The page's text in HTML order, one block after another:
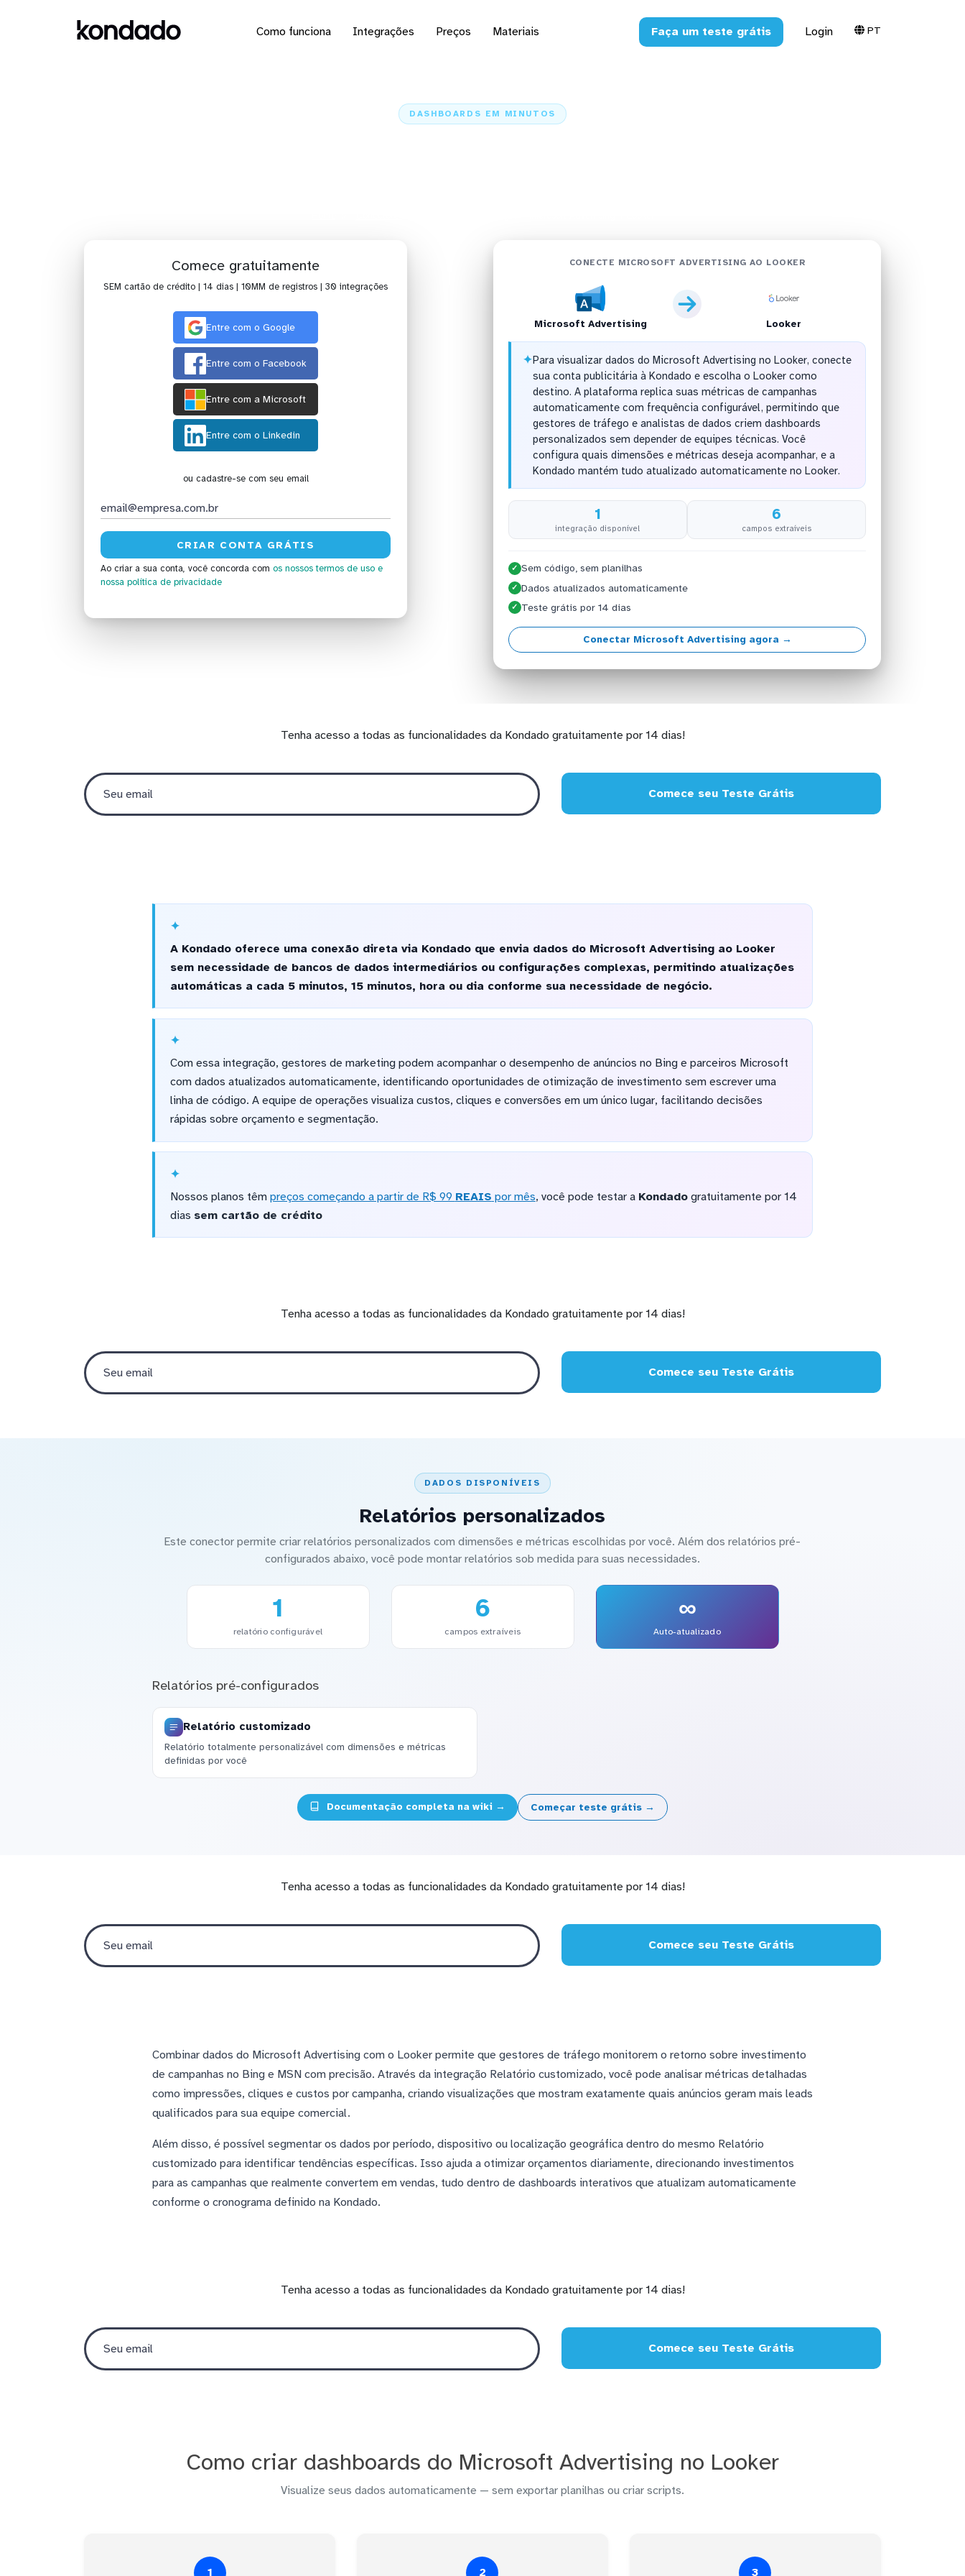
Como funciona Integrações Preços Materiais Faça um teste grátis Login PT
DASHBOARDS EM MINUTOS
Comece gratuitamente
SEM cartão de crédito | 14 dias | 10MM de registros | 30 integrações
Entre com o Google
Entre com o Facebook
Entre com a Microsoft
Entre com o Linkedin
ou cadastre-se com seu email
Ao criar a sua conta, você concorda com os nossos termos de uso e
nossa política de privacidade
CONECTE MICROSOFT ADVERTISING AO LOOKER
Microsoft Advertising Looker
✦Para visualizar dados do Microsoft Advertising no Looker, conecte
sua conta publicitária à Kondado e escolha o Looker como
destino. A plataforma replica suas métricas de campanhas
automaticamente com frequência configurável, permitindo que
gestores de tráfego e analistas de dados criem dashboards
personalizados sem depender de equipes técnicas. Você
configura quais dimensões e métricas deseja acompanhar, e a
Kondado mantém tudo atualizado automaticamente no Looker.
1
integração disponível
6
campos extraíveis
✓ Sem código, sem planilhas
✓ Dados atualizados automaticamente
✓ Teste grátis por 14 dias
Conectar Microsoft Advertising agora →
Tenha acesso a todas as funcionalidades da Kondado gratuitamente por 14 dias!
Comece seu Teste Grátis
A Kondado oferece uma conexão direta via Kondado que envia dados do Microsoft Advertising ao Looker
sem necessidade de bancos de dados intermediários ou configurações complexas, permitindo atualizações
automáticas a cada 5 minutos, 15 minutos, hora ou dia conforme sua necessidade de negócio.
Com essa integração, gestores de marketing podem acompanhar o desempenho de anúncios no Bing e parceiros Microsoft
com dados atualizados automaticamente, identificando oportunidades de otimização de investimento sem escrever uma
linha de código. A equipe de operações visualiza custos, cliques e conversões em um único lugar, facilitando decisões
rápidas sobre orçamento e segmentação.
Nossos planos têm preços começando a partir de R$ 99 REAIS por mês, você pode testar a Kondadogratuitamente por 14
dias sem cartão de crédito
Tenha acesso a todas as funcionalidades da Kondado gratuitamente por 14 dias!
Comece seu Teste Grátis
DADOS DISPONÍVEIS
Relatórios personalizados
Este conector permite criar relatórios personalizados com dimensões e métricas escolhidas por você. Além dos relatórios pré-
configurados abaixo, você pode montar relatórios sob medida para suas necessidades.
1
relatório configurável
6
campos extraíveis
∞
Auto-atualizado
Relatórios pré-configurados
Relatório customizado
Relatório totalmente personalizável com dimensões e métricas
definidas por você
Documentação completa na wiki → Começar teste grátis →
Tenha acesso a todas as funcionalidades da Kondado gratuitamente por 14 dias!
Comece seu Teste Grátis
Combinar dados do Microsoft Advertising com o Looker permite que gestores de tráfego monitorem o retorno sobre investimento
de campanhas no Bing e MSN com precisão. Através da integração Relatório customizado, você pode analisar métricas detalhadas
como impressões, cliques e custos por campanha, criando visualizações que mostram exatamente quais anúncios geram mais leads
qualificados para sua equipe comercial.
Além disso, é possível segmentar os dados por período, dispositivo ou localização geográfica dentro do mesmo Relatório
customizado para identificar tendências específicas. Isso ajuda a otimizar orçamentos diariamente, direcionando investimentos
para as campanhas que realmente convertem em vendas, tudo dentro de dashboards interativos que atualizam automaticamente
conforme o cronograma definido na Kondado.
Tenha acesso a todas as funcionalidades da Kondado gratuitamente por 14 dias!
Comece seu Teste Grátis
Como criar dashboards do Microsoft Advertising no Looker
Visualize seus dados automaticamente — sem exportar planilhas ou criar scripts.
1 2 3